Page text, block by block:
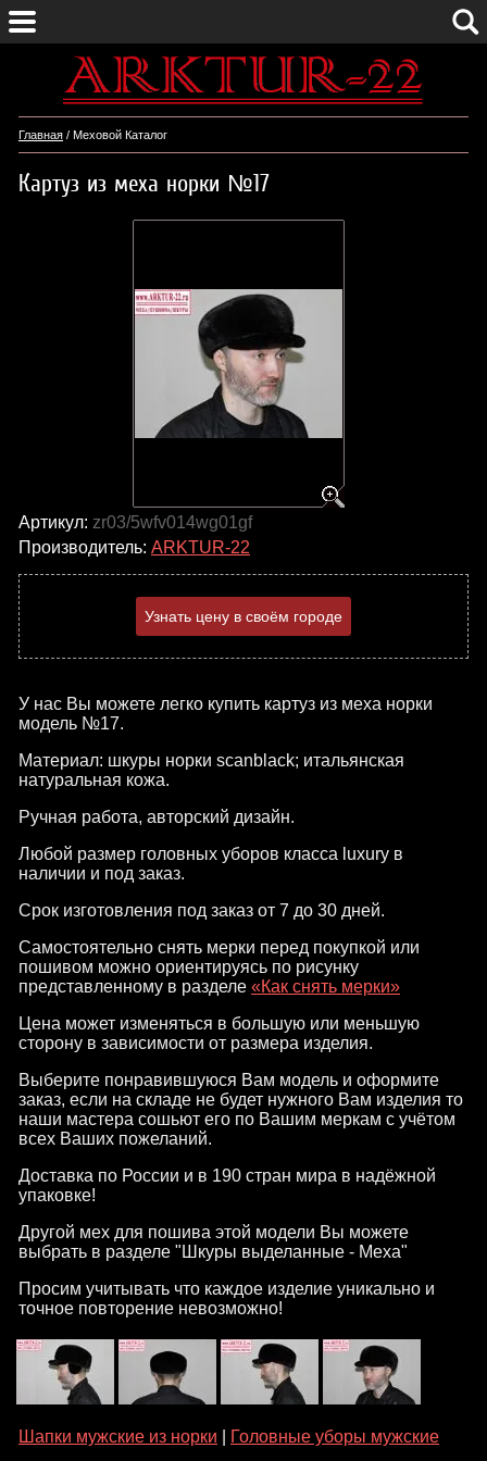
Главная / Меховой Каталог
Картуз из меха норки №17
Артикул: zr03/5wfv014wg01gf
Производитель: ARKTUR-22
Узнать цену в своём городе
У нас Вы можете легко купить картуз из меха норки
модель №17.
Материал: шкуры норки scanblack; итальянская
натуральная кожа.
Ручная работа, авторский дизайн.
Любой размер головных уборов класса luxury в
наличии и под заказ.
Срок изготовления под заказ от 7 до 30 дней.
Самостоятельно снять мерки перед покупкой или
пошивом можно ориентируясь по рисунку
представленному в разделе «Как снять мерки»
Цена может изменяться в большую или меньшую
сторону в зависимости от размера изделия.
Выберите понравившуюся Вам модель и оформите
заказ, если на складе не будет нужного Вам изделия то
наши мастера сошьют его по Вашим меркам с учётом
всех Ваших пожеланий.
Доставка по России и в 190 стран мира в надёжной
упаковке!
Другой мех для пошива этой модели Вы можете
выбрать в разделе "Шкуры выделанные - Меха"
Просим учитывать что каждое изделие уникально и
точное повторение невозможно!
Шапки мужские из норки Головные уборы мужские